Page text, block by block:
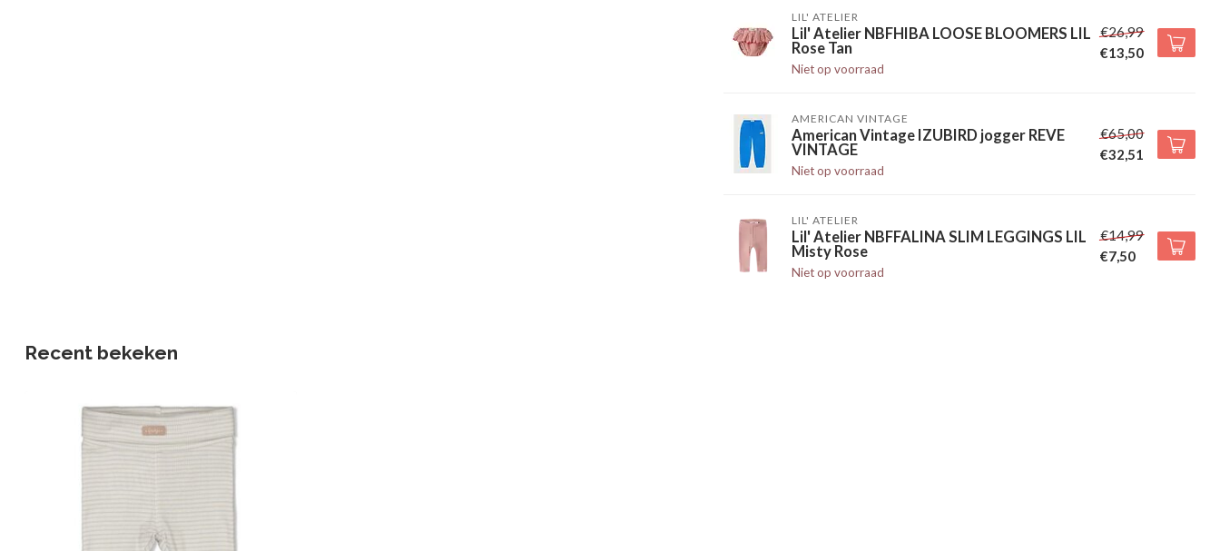
LIL' ATELIER
Lil' Atelier NBFHIBA LOOSE BLOOMERS LIL
Rose Tan
Niet op voorraad
€26,99
€13,50
AMERICAN VINTAGE
American Vintage IZUBIRD jogger REVE
VINTAGE
Niet op voorraad
€65,00
€32,51
LIL' ATELIER
Lil' Atelier NBFFALINA SLIM LEGGINGS LIL
Misty Rose
Niet op voorraad
€14,99
€7,50
Recent bekeken